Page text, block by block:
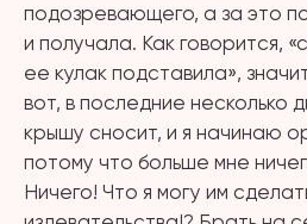
подозревающего, а за это
и получала. Как говорится,
ее кулак подставила»,
вот, в последние несколько
крышу сносит, и я начинаю
потому что больше мне
Ничего! Что я могу им